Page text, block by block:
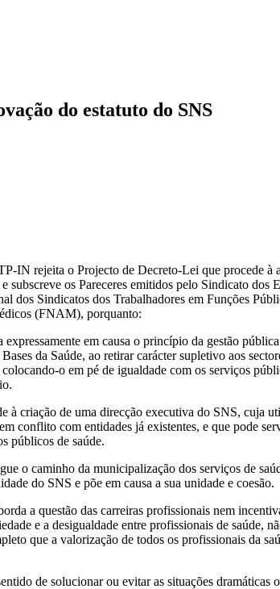
do estatuto do SNS
IN rejeita o Projecto de Decreto-Lei que procede à
subscreve os Pareceres emitidos pelo Sindicato dos
dos Sindicatos dos Trabalhadores em Funções
(FNAM), porquanto:
expressamente em causa o princípio da gestão
da Saúde, ao retirar carácter supletivo aos
colocando-o em pé de igualdade com os serviços
à criação de uma direcção executiva do SNS, cuja
conflito com entidades já existentes, e que pode
públicos de saúde.
o caminho da municipalização dos serviços de
do SNS e põe em causa a sua unidade e coesão.
a questão das carreiras profissionais nem
e a desigualdade entre profissionais de saúde,
que a valorização de todos os profissionais da
de solucionar ou evitar as situações dramáticas